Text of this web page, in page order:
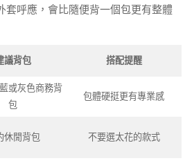
套呼應，會比隨便背一個包更有整體
議背包 搭配提醒
或灰色商務背
包
包體硬挺更有專業感
休閒背包 不要選太花的款式